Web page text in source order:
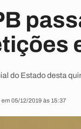
do Estado desta
05/12/2019 às 15:37